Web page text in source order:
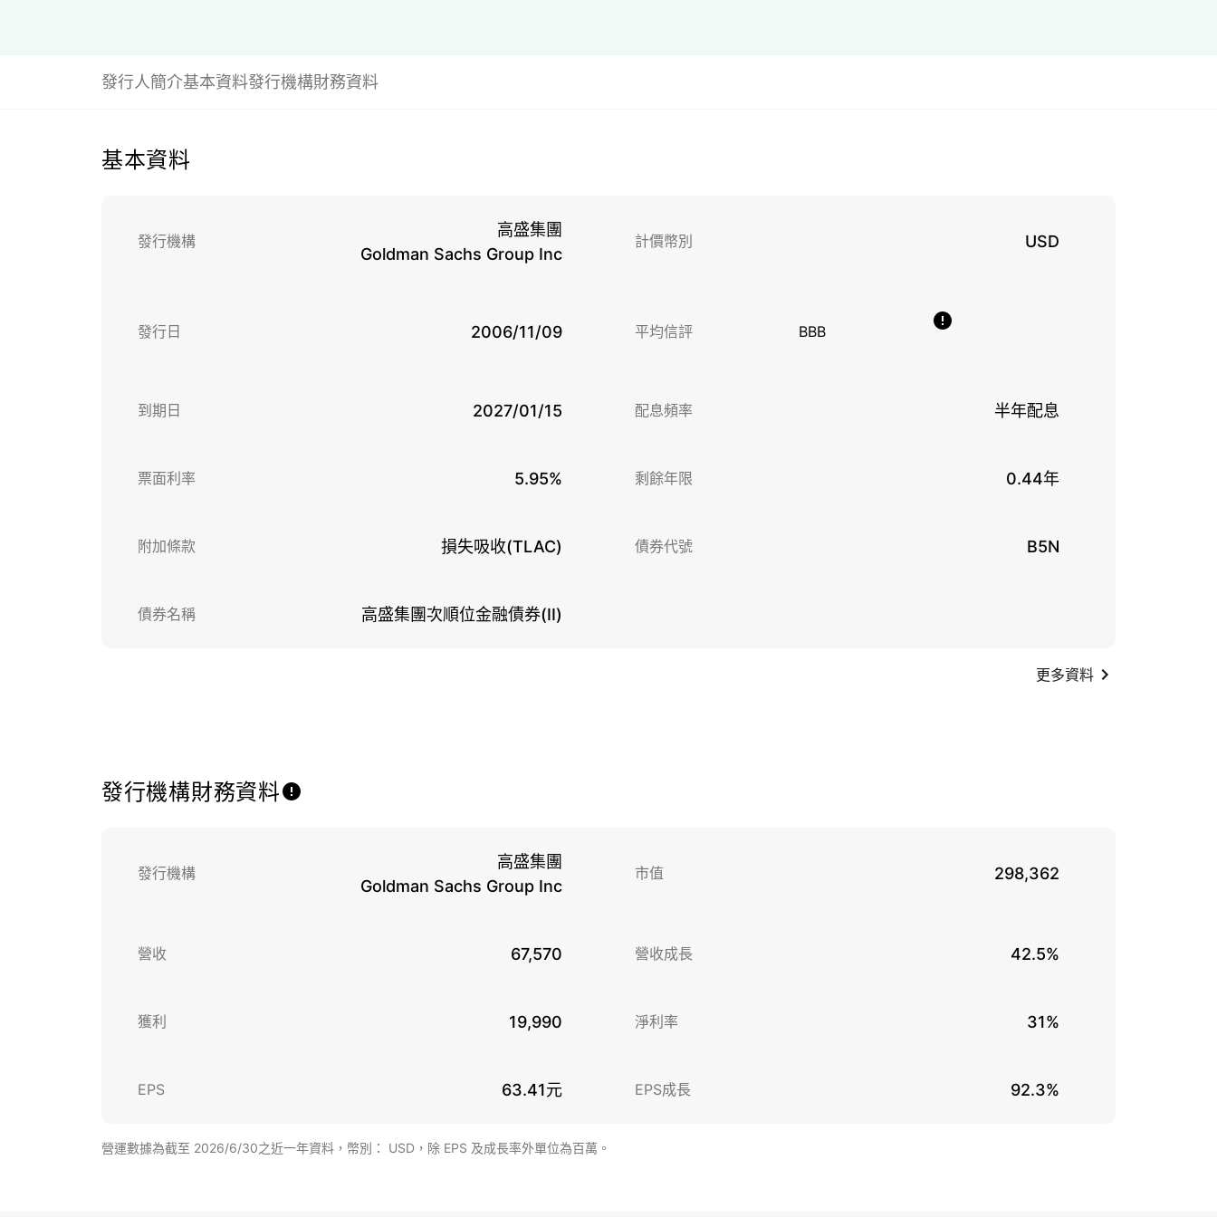
發行人簡介基本資料發行機構財務資料
基本資料
發行機構
高盛集團
Goldman Sachs Group Inc
計價幣別 USD
發行日 2006/11/09 平均信評 BBB
到期日 2027/01/15 配息頻率 半年配息
票面利率 5.95% 剩餘年限 0.44年
附加條款 損失吸收(TLAC) 債券代號 B5N
債券名稱 高盛集團次順位金融債券(II)
更多資料
發行機構財務資料
發行機構
高盛集團
Goldman Sachs Group Inc
市值 298,362
營收 67,570 營收成長 42.5%
獲利 19,990 淨利率 31%
EPS 63.41元 EPS成長 92.3%
營運數據為截至 2026/6/30之近一年資料，幣別： USD，除 EPS 及成長率外單位為百萬。